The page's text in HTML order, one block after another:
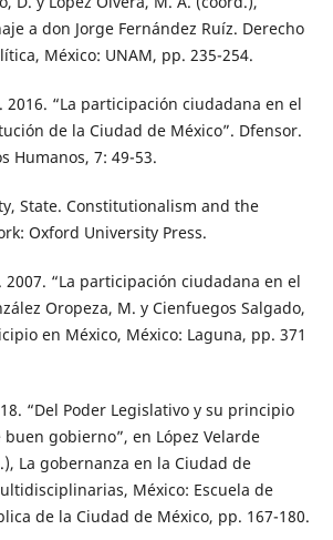
a don Jorge Fernández Ruíz. Derecho
México: UNAM, pp. 235-254.
2016. “La participación ciudadana en el
de la Ciudad de México”. Dfensor.
Humanos, 7: 49-53.
State. Constitutionalism and the
Oxford University Press.
2007. “La participación ciudadana en el
Oropeza, M. y Cienfuegos Salgado,
en México, México: Laguna, pp. 371
“Del Poder Legislativo y su principio
gobierno”, en López Velarde
La gobernanza en la Ciudad de
México: Escuela de
de la Ciudad de México, pp. 167-180.